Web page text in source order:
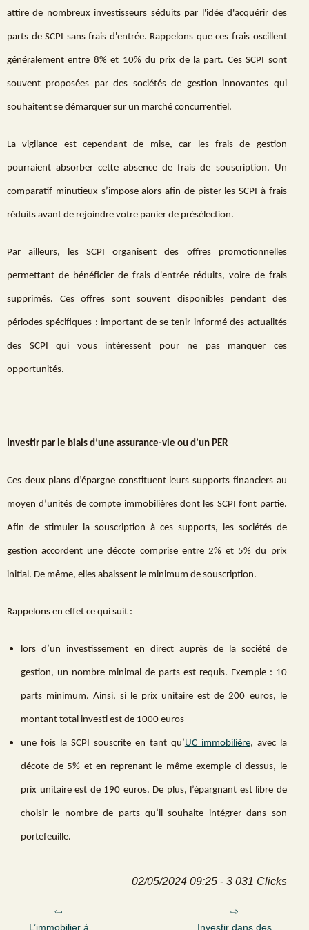
attire de nombreux investisseurs séduits par l'idée d'acquérir des
parts de SCPI sans frais d'entrée. Rappelons que ces frais oscillent
généralement entre 8% et 10% du prix de la part. Ces SCPI sont
souvent proposées par des sociétés de gestion innovantes qui
souhaitent se démarquer sur un marché concurrentiel.
La vigilance est cependant de mise, car les frais de gestion
pourraient absorber cette absence de frais de souscription. Un
comparatif minutieux s’impose alors afin de pister les SCPI à frais
réduits avant de rejoindre votre panier de présélection.
Par ailleurs, les SCPI organisent des offres promotionnelles
permettant de bénéficier de frais d'entrée réduits, voire de frais
supprimés. Ces offres sont souvent disponibles pendant des
périodes spécifiques : important de se tenir informé des actualités
des SCPI qui vous intéressent pour ne pas manquer ces
opportunités.
Investir par le biais d’une assurance-vie ou d’un PER
Ces deux plans d’épargne constituent leurs supports financiers au
moyen d’unités de compte immobilières dont les SCPI font partie.
Afin de stimuler la souscription à ces supports, les sociétés de
gestion accordent une décote comprise entre 2% et 5% du prix
initial. De même, elles abaissent le minimum de souscription.
Rappelons en effet ce qui suit :
lors d’un investissement en direct auprès de la société de
gestion, un nombre minimal de parts est requis. Exemple : 10
parts minimum. Ainsi, si le prix unitaire est de 200 euros, le
montant total investi est de 1000 euros
une fois la SCPI souscrite en tant qu’UC immobilière, avec la
décote de 5% et en reprenant le même exemple ci-dessus, le
prix unitaire est de 190 euros. De plus, l’épargnant est libre de
choisir le nombre de parts qu’il souhaite intégrer dans son
portefeuille.
02/05/2024 09:25 - 3 031 Clicks
L’immobilier à Investir dans des